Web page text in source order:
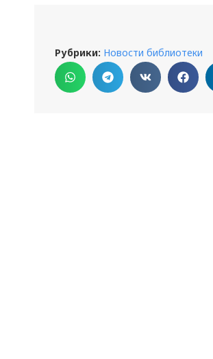
Рубрики: Новости библиотеки